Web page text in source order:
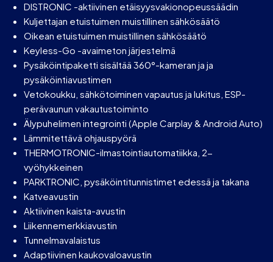
DISTRONIC -aktiivinen etäisyysvakionopeussäädin
Kuljettajan etuistuimen muistillinen sähkösäätö
Oikean etuistuimen muistillinen sähkösäätö
Keyless-Go -avaimeton järjestelmä
Pysäköintipaketti sisältää 360°-kameran ja ja
pysäköintiavustimen
Vetokoukku, sähkötoiminen vapautus ja lukitus, ESP-
perävaunun vakautustoiminto
Älypuhelimen integrointi (Apple Carplay & Android Auto)
Lämmitettävä ohjauspyörä
THERMOTRONIC-ilmastointiautomatiikka, 2-
vyöhykkeinen
PARKTRONIC, pysäköintitunnistimet edessä ja takana
Katveavustin
Aktiivinen kaista-avustin
Liikennemerkkiavustin
Tunnelmavalaistus
Adaptiivinen kaukovaloavustin